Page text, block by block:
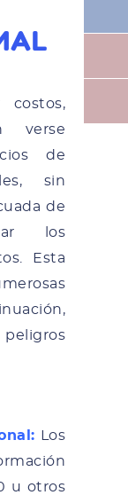
verse
de
sin
de
los
Esta
Los
u otros